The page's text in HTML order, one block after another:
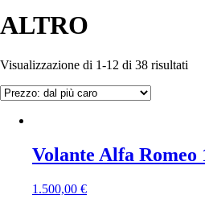
ALTRO
Visualizzazione di 1-12 di 38 risultati
Volante Alfa Romeo
1.500,00 €